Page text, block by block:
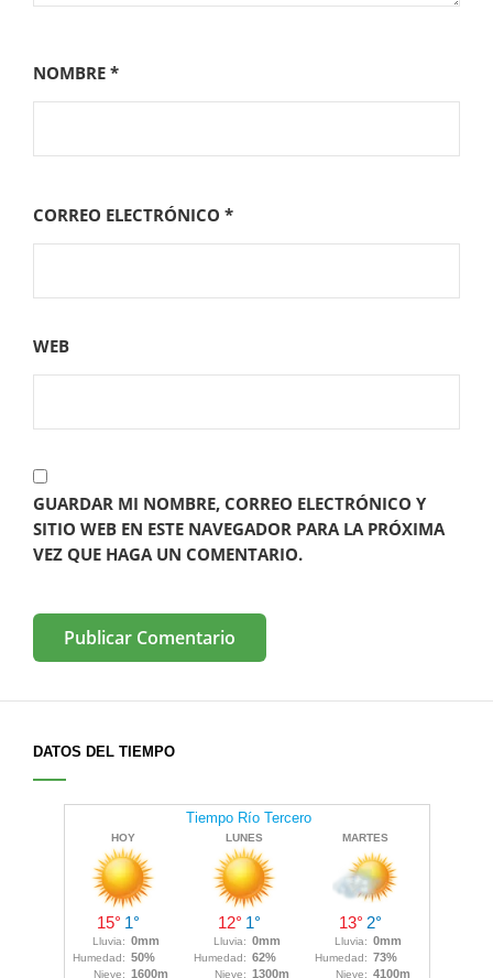
NOMBRE *
CORREO ELECTRÓNICO *
WEB
GUARDAR MI NOMBRE, CORREO ELECTRÓNICO Y
SITIO WEB EN ESTE NAVEGADOR PARA LA PRÓXIMA
VEZ QUE HAGA UN COMENTARIO.
DATOS DEL TIEMPO